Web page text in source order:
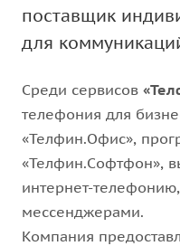
поставщик
для
Среди сервисов
телефония для
«Телфин.Офис»,
«Телфин.Cофтфон»,
интернет-
мессенджерами.
Компания